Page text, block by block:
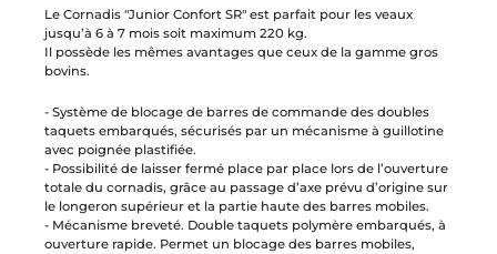
Le Cornadis "Junior Confort SR" est parfait pour les veaux
jusqu’à 6 à 7 mois soit maximum 220 kg.
Il possède les mêmes avantages que ceux de la gamme gros
bovins.
- Système de blocage de barres de commande des doubles
taquets embarqués, sécurisés par un mécanisme à guillotine
avec poignée plastifiée.
- Possibilité de laisser fermé place par place lors de l’ouverture
totale du cornadis, grâce au passage d’axe prévu d’origine sur
le longeron supérieur et la partie haute des barres mobiles.
- Mécanisme breveté. Double taquets polymère embarqués, à
ouverture rapide. Permet un blocage des barres mobiles,